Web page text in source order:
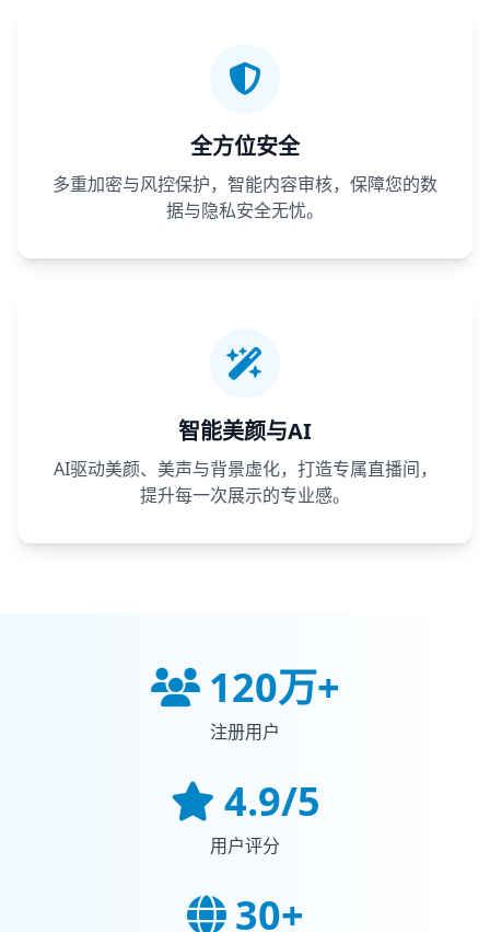
全方位安全
多重加密与风控保护，智能内容审核，保障您的数
据与隐私安全无忧。
智能美颜与AI
AI驱动美颜、美声与背景虚化，打造专属直播间，
提升每一次展示的专业感。
120万+
注册用户
4.9/5
用户评分
30+